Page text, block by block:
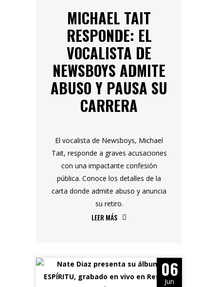
MICHAEL TAIT
RESPONDE: EL
VOCALISTA DE
NEWSBOYS ADMITE
ABUSO Y PAUSA SU
CARRERA
El vocalista de Newsboys, Michael
Tait, responde a graves acusaciones
con una impactante confesión
pública. Conoce los detalles de la
carta donde admite abuso y anuncia
su retiro.
LEER MÁS
06
Jun